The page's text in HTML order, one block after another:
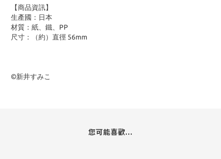
【商品資訊】
生產國：日本
材質：紙、鐵、PP
尺寸：（約）直徑 56mm
©新井すみこ
您可能喜歡...